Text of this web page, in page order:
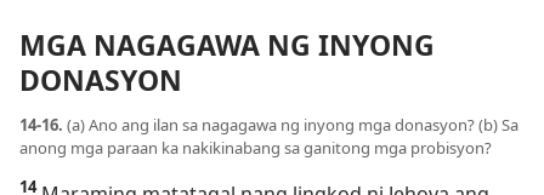
MGA NAGAGAWA NG INYONG
DONASYON
14-16. (a) Ano ang ilan sa nagagawa ng inyong mga donasyon? (b) Sa
anong mga paraan ka nakikinabang sa ganitong mga probisyon?
14